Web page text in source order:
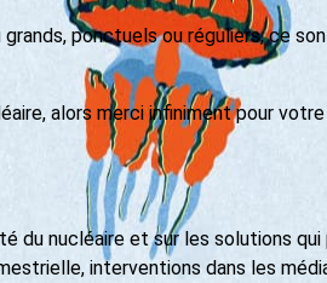
ponctuels ou réguliers, ce
alors merci infiniment pour
du nucléaire et sur les solutions
interventions dans les